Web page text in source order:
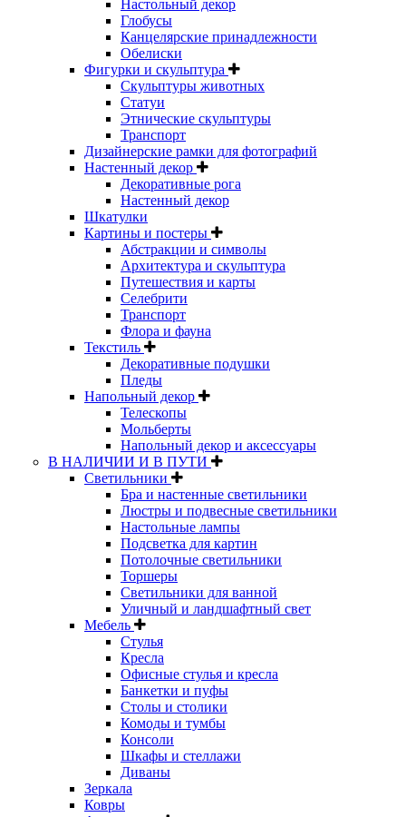
Настольный декор
Глобусы
Канцелярские принадлежности
Обелиски
Фигурки и скульптура
Скульптуры животных
Статуи
Этнические скульптуры
Транспорт
Дизайнерские рамки для фотографий
Настенный декор
Декоративные рога
Настенный декор
Шкатулки
Картины и постеры
Абстракции и символы
Архитектура и скульптура
Путешествия и карты
Селебрити
Транспорт
Флора и фауна
Текстиль
Декоративные подушки
Пледы
Напольный декор
Телескопы
Мольберты
Напольный декор и аксессуары
В НАЛИЧИИ И В ПУТИ
Светильники
Бра и настенные светильники
Люстры и подвесные светильники
Настольные лампы
Подсветка для картин
Потолочные светильники
Торшеры
Светильники для ванной
Уличный и ландшафтный свет
Мебель
Стулья
Кресла
Офисные стулья и кресла
Банкетки и пуфы
Столы и столики
Комоды и тумбы
Консоли
Шкафы и стеллажи
Диваны
Зеркала
Ковры